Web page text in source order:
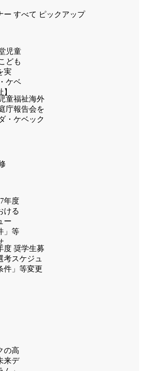
ー すべて ピックアップ
童福祉海外
庁報告会を
・ケベック
度 奨学生募
考スケジュ
件」等変更